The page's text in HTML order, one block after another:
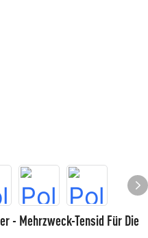
- Mehrzweck-Tensid Für Die